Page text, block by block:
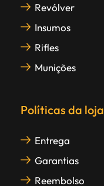
Revólver
Insumos
Rifles
Munições
Políticas da loja
Entrega
Garantias
Reembolso